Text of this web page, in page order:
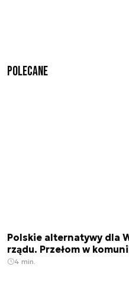
Polecane
Polskie alternatywy dla
rządu. Przełom w
4 min.